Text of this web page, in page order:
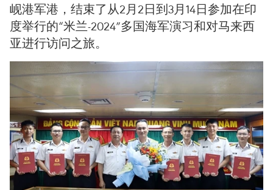
岘港军港，结束了从2月2日到3月14日参加在印
度举行的“米兰-2024”多国海军演习和对马来西
亚进行访问之旅。